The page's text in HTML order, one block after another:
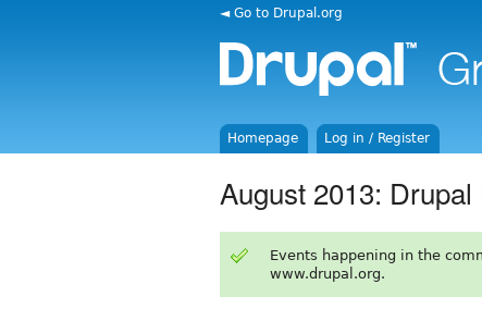
◄ Go to Drupal.org
Homepage Log in / Register
August 2013:
Events happening in the
www.drupal.org.